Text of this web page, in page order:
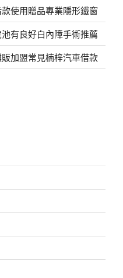
使用贈品專業隱形鐵窗
有良好白內障手術推薦
加盟常見楠梓汽車借款